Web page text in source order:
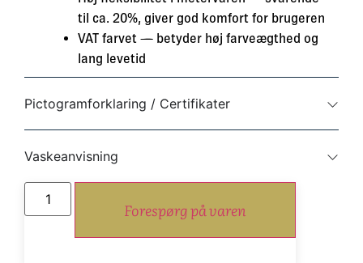
til ca. 20%, giver god komfort for brugeren
VAT farvet — betyder høj farveægthed og
lang levetid
Pictogramforklaring / Certifikater
Vaskeanvisning
Forespørg på varen